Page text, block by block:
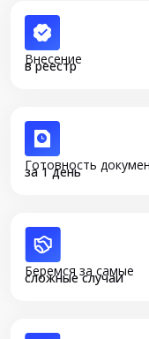
Внесение
в реестр
Готовность
за 1 день
Беремся за самые
сложные случаи